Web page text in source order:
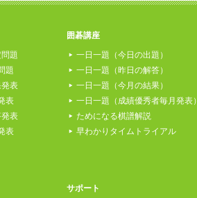
題
題
表
表
表
表
囲碁講座
一日一題（今日の出題）
一日一題（昨日の解答）
一日一題（今月の結果）
一日一題（成績優秀者毎月発表）
ためになる棋譜解説
早わかりタイムトライアル
サポート